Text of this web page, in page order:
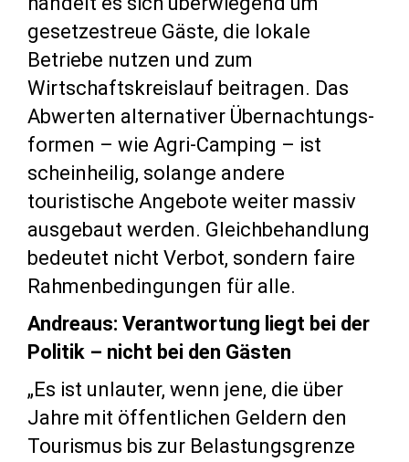
gesetzestreue Gäste, die lokale
Betriebe nutzen und zum
Wirtschaftskreislauf beitragen. Das
Abwerten alternativer Übernachtungs-
formen – wie Agri-Camping – ist
scheinheilig, solange andere
touristische Angebote weiter massiv
ausgebaut werden. Gleichbehandlung
bedeutet nicht Verbot, sondern faire
Rahmenbedingungen für alle.
Andreaus: Verantwortung liegt bei der
Politik – nicht bei den Gästen
„Es ist unlauter, wenn jene, die über
Jahre mit öffentlichen Geldern den
Tourismus bis zur Belastungsgrenze